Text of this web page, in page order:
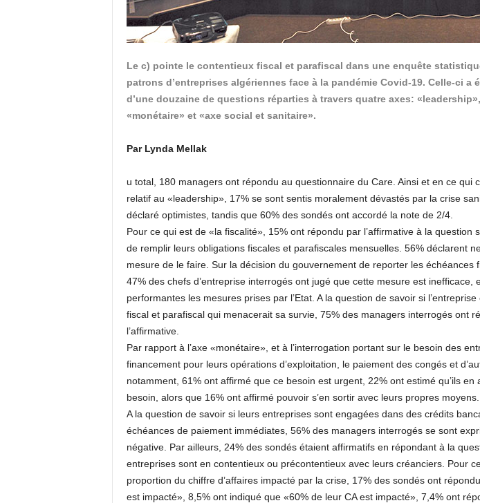
Le c) pointe le contentieux fiscal et parafiscal dans une enquête
patrons d’entreprises algériennes face à la pandémie Covid-19. Celle-ci a
d’une douzaine de questions réparties à travers quatre axes:
«monétaire» et «axe social et sanitaire».
Par Lynda Mellak
u total, 180 managers ont répondu au questionnaire du Care. Ainsi et en ce qui
relatif au «leadership», 17% se sont sentis moralement dévastés par la crise
déclaré optimistes, tandis que 60% des sondés ont accordé la note de 2/4.
Pour ce qui est de «la fiscalité», 15% ont répondu par l’affirmative à la question
de remplir leurs obligations fiscales et parafiscales mensuelles. 56% déclarent
mesure de le faire. Sur la décision du gouvernement de reporter les échéances
47% des chefs d’entreprise interrogés ont jugé que cette mesure est inefficace,
performantes les mesures prises par l’Etat. A la question de savoir si
fiscal et parafiscal qui menacerait sa survie, 75% des managers interrogés ont
l’affirmative.
Par rapport à l’axe «monétaire», et à l’interrogation portant sur le besoin des
financement pour leurs opérations d’exploitation, le paiement des congés et
notamment, 61% ont affirmé que ce besoin est urgent, 22% ont estimé qu’ils en
besoin, alors que 16% ont affirmé pouvoir s’en sortir avec leurs propres moyens.
A la question de savoir si leurs entreprises sont engagées dans des crédits
échéances de paiement immédiates, 56% des managers interrogés se sont
négative. Par ailleurs, 24% des sondés étaient affirmatifs en répondant à la
entreprises sont en contentieux ou précontentieux avec leurs créanciers. Pour
proportion du chiffre d’affaires impacté par la crise, 17% des sondés ont
est impacté», 8,5% ont indiqué que «60% de leur CA est impacté», 7,4% ont